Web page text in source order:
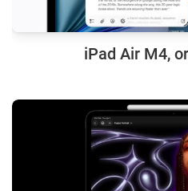
iPad Air M4,